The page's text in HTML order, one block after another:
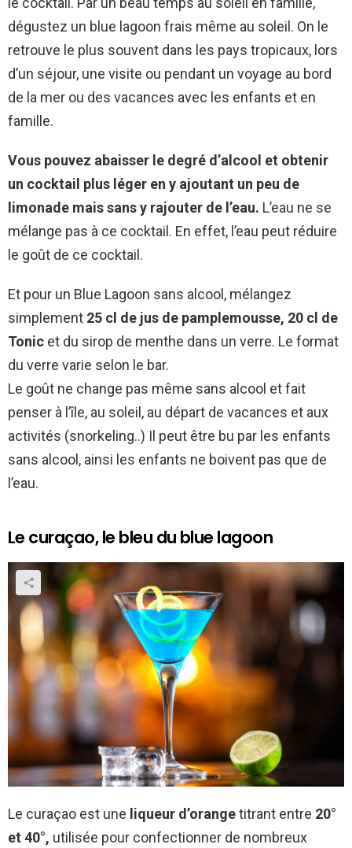
dégustez un blue lagoon frais même au soleil. On le
retrouve le plus souvent dans les pays tropicaux, lors
d’un séjour, une visite ou pendant un voyage au bord
de la mer ou des vacances avec les enfants et en
famille.
Vous pouvez abaisser le degré d’alcool et obtenir
un cocktail plus léger en y ajoutant un peu de
limonade mais sans y rajouter de l’eau. L’eau ne se
mélange pas à ce cocktail. En effet, l’eau peut réduire
le goût de ce cocktail.
Et pour un Blue Lagoon sans alcool, mélangez
simplement 25 cl de jus de pamplemousse, 20 cl de
Tonic et du sirop de menthe dans un verre. Le format
du verre varie selon le bar.
Le goût ne change pas même sans alcool et fait
penser à l’île, au soleil, au départ de vacances et aux
activités (snorkeling..) Il peut être bu par les enfants
sans alcool, ainsi les enfants ne boivent pas que de
l’eau.
Le curaçao, le bleu du blue lagoon
Le curaçao est une liqueur d’orangetitrant entre 20°
et 40°, utilisée pour confectionner de nombreux